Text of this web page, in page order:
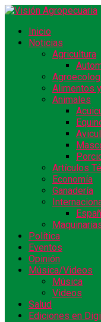
Inicio
Noticias
Agricultura
Alimentos
Animales
Artículos
Economía
Ganadería
Política
Eventos
Opinión
Música/Videos
Música
Videos
Salud
Ediciones en